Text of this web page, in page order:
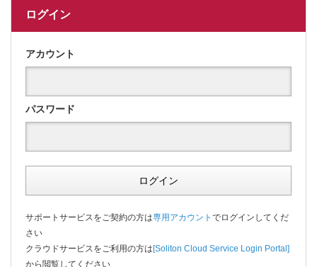
ログイン
アカウント
パスワード
ログイン
サポートサービスをご契約の方は専用アカウント でログインしてくだ
さい
クラウドサービスをご利用の方は[Soliton Cloud Service Login Portal]
から閲覧してください